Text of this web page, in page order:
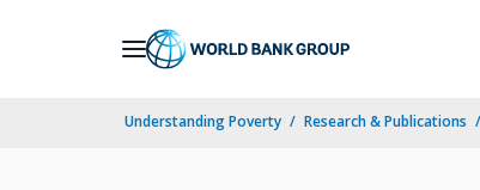
Understanding Poverty Research & Publications